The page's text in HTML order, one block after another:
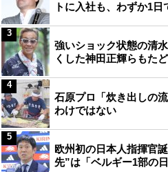
トに入社も、わずか1
強いショック状態の清
くした神田正輝らもた
3
石原プロ「炊き出しの
わけではない
4
欧州初の日本人指揮官
先”は「ベルギー1部の
5